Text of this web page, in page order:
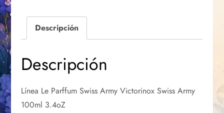
Descripción
Descripción
Línea Le Parffum Swiss Army Victorinox Swiss Army
100ml 3.4oZ